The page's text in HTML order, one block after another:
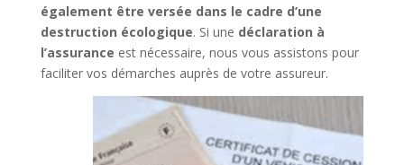
également être versée dans le cadre d’une
destruction écologique. Si une déclaration à
l’assurance est nécessaire, nous vous assistons pour
faciliter vos démarches auprès de votre assureur.